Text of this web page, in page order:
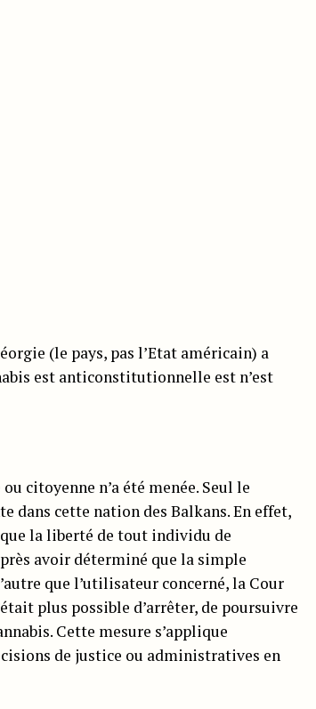
(le pays, pas l’Etat américain) a
est anticonstitutionnelle est n’est
citoyenne n’a été menée. Seul le
dans cette nation des Balkans. En effet,
la liberté de tout individu de
avoir déterminé que la simple
que l’utilisateur concerné, la Cour
plus possible d’arrêter, de poursuivre
Cette mesure s’applique
de justice ou administratives en